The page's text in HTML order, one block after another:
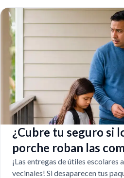
¿Cubre tu seguro si
porche roban las
escolares?
¡Las entregas de útiles escolares
vecinales! Si desaparecen tus